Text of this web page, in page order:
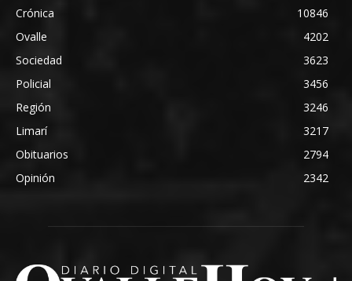
Crónica
10846
Ovalle
4202
Sociedad
3623
Policial
3456
Región
3246
Limarí
3217
Obituarios
2794
Opinión
2342